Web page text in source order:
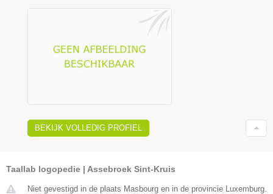
BEKIJK VOLLEDIG PROFIEL
Taallab logopedie | Assebroek Sint-Kruis
Niet gevestigd in de plaats Masbourg en in de provincie Luxemburg.